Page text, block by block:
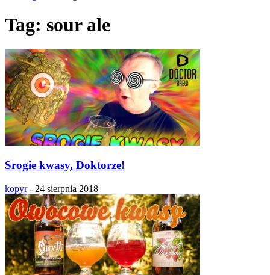
Tag: sour ale
Srogie kwasy, Doktorze!
kopyr - 24 sierpnia 2018